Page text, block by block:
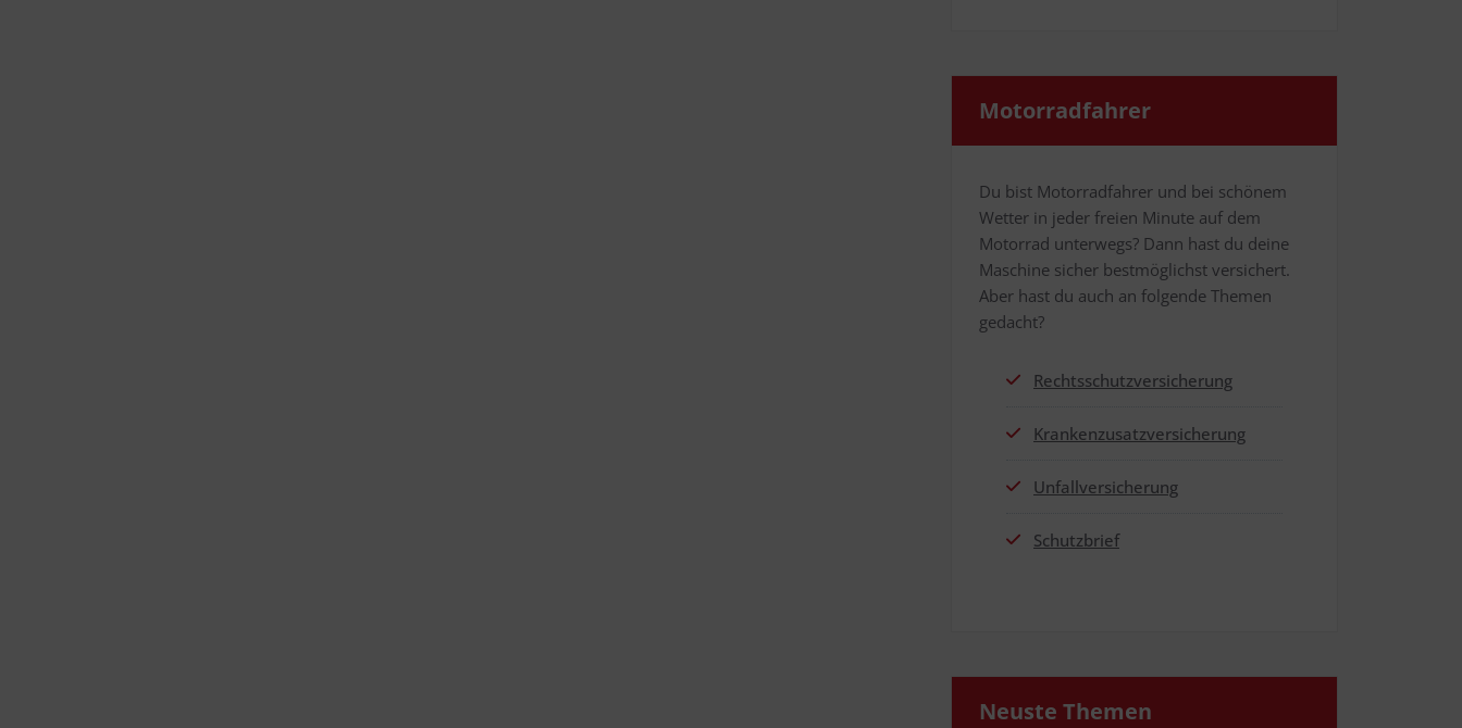
Motor­rad­fah­rer
Du bist Motor­rad­fah­rer und bei schö­nem
Wet­ter in jeder frei­en Minu­te auf dem
Motor­rad unter­wegs? Dann hast du dei­ne
Maschi­ne sicher best­mög­lichst ver­si­chert.
Aber hast du auch an fol­gen­de The­men
gedacht?
Rechts­schutz­ver­si­che­rung
Kran­ken­zu­satz­ver­si­che­rung
Unfall­ver­si­che­rung
Schutz­brief
Neus­te Themen